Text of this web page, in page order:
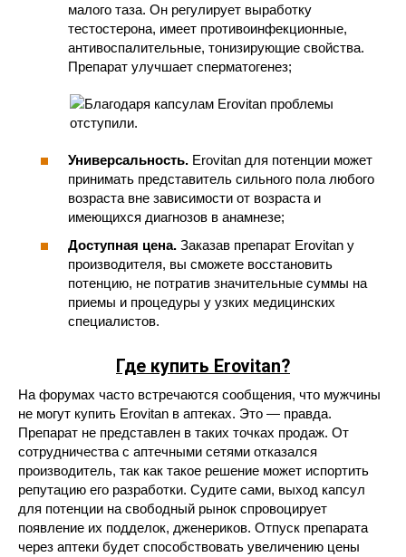
малого таза. Он регулирует выработку
тестостерона, имеет противоинфекционные,
антивоспалительные, тонизирующие свойства.
Препарат улучшает сперматогенез;
Универсальность. Erovitan для потенции может
принимать представитель сильного пола любого
возраста вне зависимости от возраста и
имеющихся диагнозов в анамнезе;
Доступная цена. Заказав препарат Erovitan у
производителя, вы сможете восстановить
потенцию, не потратив значительные суммы на
приемы и процедуры у узких медицинских
специалистов.
Где купить Erovitan?
На форумах часто встречаются сообщения, что мужчины
не могут купить Erovitan в аптеках. Это — правда.
Препарат не представлен в таких точках продаж. От
сотрудничества с аптечными сетями отказался
производитель, так как такое решение может испортить
репутацию его разработки. Судите сами, выход капсул
для потенции на свободный рынок спровоцирует
появление их подделок, дженериков. Отпуск препарата
через аптеки будет способствовать увеличению цены